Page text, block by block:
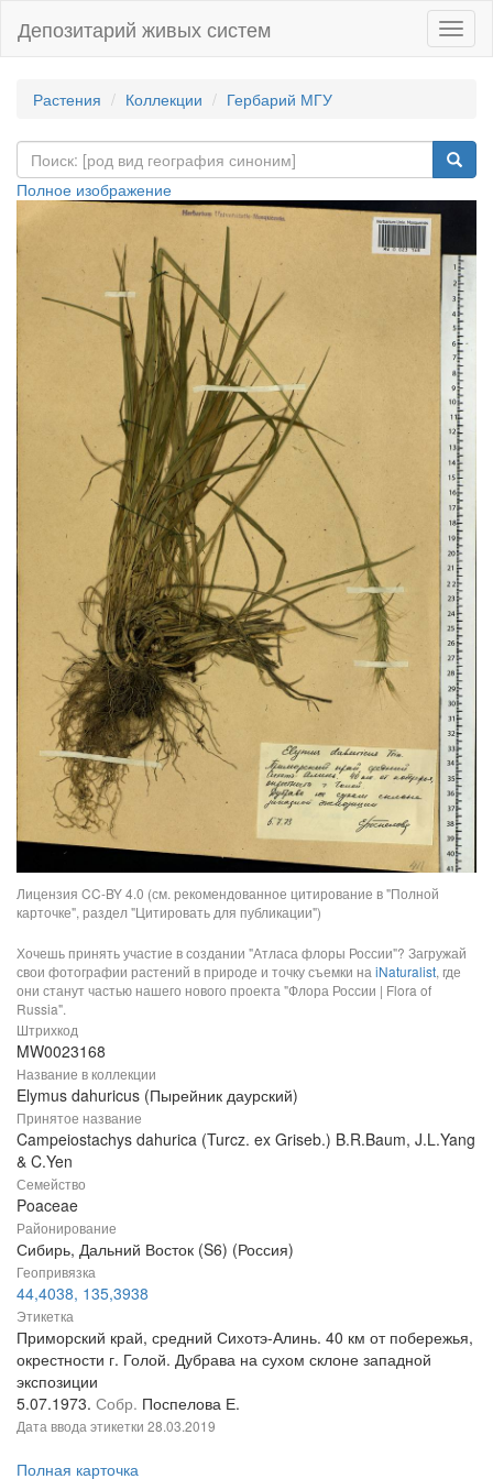
Депозитарий живых систем
Растения Коллекции Гербарий МГУ
Полное изображение
Лицензия CC-BY 4.0 (см. рекомендованное цитирование в "Полной
карточке", раздел "Цитировать для публикации")
Хочешь принять участие в создании "Атласа флоры России"? Загружай
свои фотографии растений в природе и точку съемки на iNaturalist, где
они станут частью нашего нового проекта "Флора России | Flora of
Russia".
Штрихкод
MW0023168
Название в коллекции
Elymus dahuricus (Пырейник даурский)
Принятое название
Campeiostachys dahurica (Turcz. ex Griseb.) B.R.Baum, J.L.Yang
& C.Yen
Семейство
Poaceae
Районирование
Сибирь, Дальний Восток (S6) (Россия)
Геопривязка
44,4038, 135,3938
Этикетка
Приморский край, средний Сихотэ-Алинь. 40 км от побережья,
окрестности г. Голой. Дубрава на сухом склоне западной
экспозиции
5.07.1973. Собр. Поспелова Е.
Дата ввода этикетки 28.03.2019
Полная карточка